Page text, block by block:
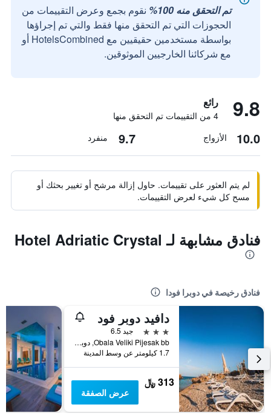
تم التحقق منه 100%
نقوم بجمع وعرض التقييمات من
الحجوزات التي تم التحقق منها فقط والتي تم إجراؤها
بواسطة مستخدمين حقيقيين مع HotelsCombined أو
مع شركائنا الخارجيين الموثوقين.
9.8 رائع
4 من التقييمات تم التحقق منها
10.0 الأزواج 9.7 منفرد
لم يتم العثور على تقييمات. حاول إزالة مرشح أو تغيير بحثك أو
مسح كل شيء لعرض التقييمات.
فنادق مشابهة لـ Hotel Adriatic Crystal
فنادق رخيصة في دوبرا فودا
دافيد دوبر فود
3 نجوم
جيد 6.5
Obala Veliki Pijesak bb, دوبرا فودا, الجبل الأسود
1.7 كيلومتر عن وسط المدينة
313 ﷼
عرض الصفقة